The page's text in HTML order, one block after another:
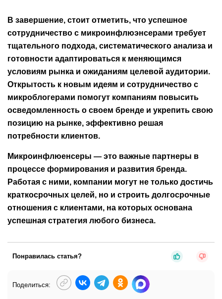
В завершение, стоит отметить, что успешное
сотрудничество с микроинфлюэнсерами требует
тщательного подхода, систематического анализа и
готовности адаптироваться к меняющимся
условиям рынка и ожиданиям целевой аудитории.
Открытость к новым идеям и сотрудничество с
микроблогерами помогут компаниям повысить
осведомленность о своем бренде и укрепить свою
позицию на рынке, эффективно решая
потребности клиентов.
Микроинфлюенсеры — это важные партнеры в
процессе формирования и развития бренда.
Работая с ними, компании могут не только достичь
краткосрочных целей, но и строить долгосрочные
отношения с клиентами, на которых основана
успешная стратегия любого бизнеса.
Понравилась статья?
Поделиться: